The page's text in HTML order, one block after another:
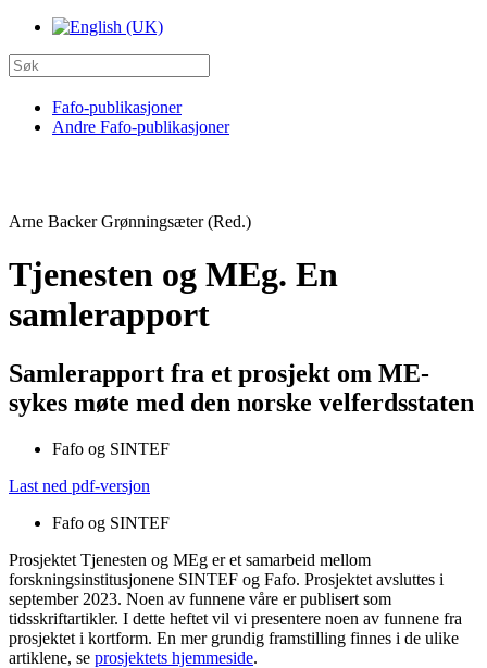
Fafo-publikasjoner
Andre Fafo-publikasjoner
Arne Backer Grønningsæter (Red.)
Tjenesten og MEg. En
samlerapport
Samlerapport fra et prosjekt om ME-
sykes møte med den norske velferdsstaten
Fafo og SINTEF
Last ned pdf-versjon
Fafo og SINTEF
Prosjektet Tjenesten og MEg er et samarbeid mellom
forskningsinstitusjonene SINTEF og Fafo. Prosjektet avsluttes i
september 2023. Noen av funnene våre er publisert som
tidsskriftartikler. I dette heftet vil vi presentere noen av funnene fra
prosjektet i kortform. En mer grundig framstilling finnes i de ulike
artiklene, se prosjektets hjemmeside.